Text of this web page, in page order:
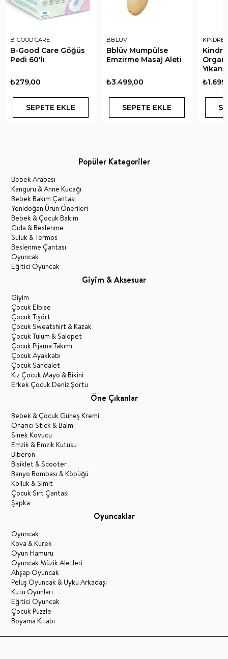
B-GOOD CARE
B-Good Care Göğüs
Pedi 60'lı
₺279,00
SEPETE EKLE
BBLUV
Bblüv Mumpülse
Emzirme Masaj Aleti
₺3.499,00
SEPETE EKLE
Pedi
Popüler Kategoriler
Bebek Arabası
Kanguru & Anne Kucağı
Bebek Bakım Çantası
Yenidoğan Ürün Önerileri
Bebek & Çocuk Bakım
Gıda & Beslenme
Suluk & Termos
Beslenme Çantası
Oyuncak
Eğitici Oyuncak
Giyim & Aksesuar
Giyim
Çocuk Elbise
Çocuk Tişört
Çocuk Sweatshirt & Kazak
Çocuk Tulum & Salopet
Çocuk Pijama Takımı
Çocuk Ayakkabı
Çocuk Sandalet
Kız Çocuk Mayo & Bikini
Erkek Çocuk Deniz Şortu
Öne Çıkanlar
Bebek & Çocuk Güneş Kremi
Onarıcı Stick & Balm
Sinek Kovucu
Emzik & Emzik Kutusu
Biberon
Bisiklet & Scooter
Banyo Bombası & Köpüğü
Kolluk & Simit
Çocuk Sırt Çantası
Şapka
Oyuncaklar
Oyuncak
Kova & Kürek
Oyun Hamuru
Oyuncak Müzik Aletleri
Ahşap Oyuncak
Peluş Oyuncak & Uyku Arkadaşı
Kutu Oyunları
Eğitici Oyuncak
Çocuk Puzzle
Boyama Kitabı